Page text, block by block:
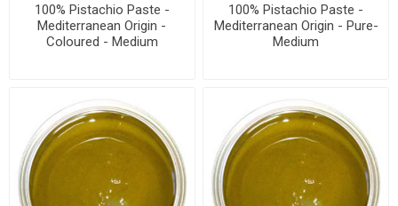
100% Pistachio Paste -
Mediterranean Origin -
Coloured - Medium
100% Pistachio Paste -
Mediterranean Origin - Pure-
Medium